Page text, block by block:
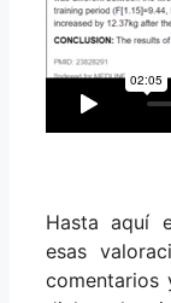
Hasta aquí
esas
comentarios